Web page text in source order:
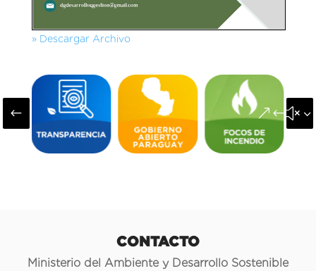
» Descargar Archivo
#
CONTACTO
Ministerio del Ambiente y Desarrollo Sostenible